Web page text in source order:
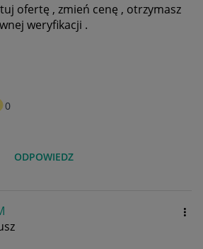
ofertę , zmień cenę , otrzymasz
weryfikacji .
0
ODPOWIEDZ